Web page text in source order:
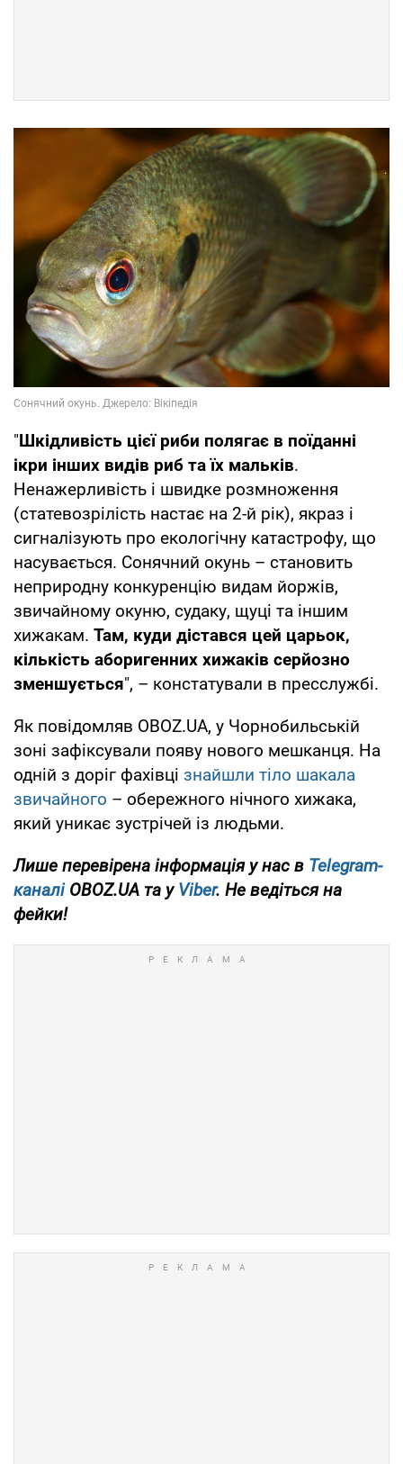
"Шкідливість цієї риби полягає в поїданні
ікри інших видів риб та їх мальків.
Ненажерливість і швидке розмноження
(статевозрілість настає на 2-й рік), якраз і
сигналізують про екологічну катастрофу, що
насувається. Сонячний окунь – становить
неприродну конкуренцію видам йоржів,
звичайному окуню, судаку, щуці та іншим
хижакам. Там, куди дістався цей царьок,
кількість аборигенних хижаків серйозно
зменшується", – констатували в пресслужбі.
Як повідомляв OBOZ.UA, у Чорнобильській
зоні зафіксували появу нового мешканця. На
одній з доріг фахівці знайшли тіло шакала
звичайного – обережного нічного хижака,
який уникає зустрічей із людьми.
Лише перевірена інформація у нас в Telegram-
каналіOBOZ.UA та уViber. Не ведіться на
фейки!